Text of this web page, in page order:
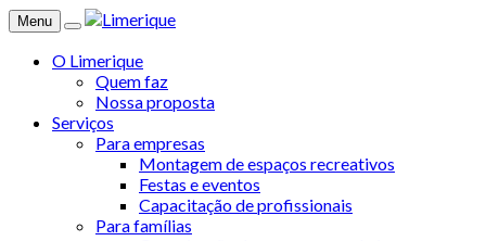
Menu
O Limerique
Quem faz
Nossa proposta
Serviços
Para empresas
Montagem de espaços recreativos
Festas e eventos
Capacitação de profissionais
Para famílias